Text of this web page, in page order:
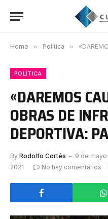
Home » Política » «DAREMOS CAUCE
POLÍTICA
«DAREMOS
OBRAS DE
DEPORTIVA:
By Rodolfo Cortés 9 de mayo
2021
No hay comentarios